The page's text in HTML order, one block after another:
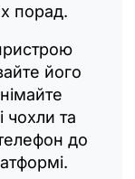
порад.
його
чохли та
до